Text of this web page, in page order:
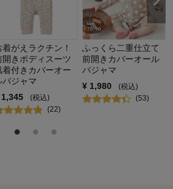
着がえラクチン！
開きボディスーツ
着付きカバーオー
パジャマ
1,345
(税込)
(22)
ふっくら二重仕立て
前開きカバーオール
パジャマ
¥ 1,980
(税込)
(53)